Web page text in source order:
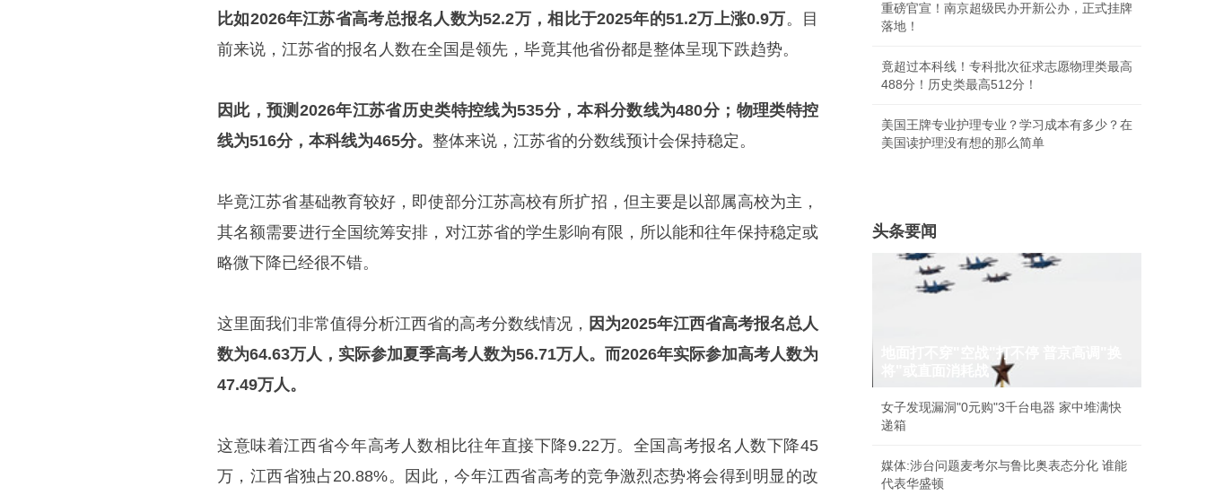
比如2026年江苏省高考总报名人数为52.2万，相比于2025年的51.2万上涨0.9万。目
前来说，江苏省的报名人数在全国是领先，毕竟其他省份都是整体呈现下跌趋势。
因此，预测2026年江苏省历史类特控线为535分，本科分数线为480分；物理类特控
线为516分，本科线为465分。 整体来说，江苏省的分数线预计会保持稳定。
毕竟江苏省基础教育较好，即使部分江苏高校有所扩招，但主要是以部属高校为主，
其名额需要进行全国统筹安排，对江苏省的学生影响有限，所以能和往年保持稳定或
略微下降已经很不错。
这里面我们非常值得分析江西省的高考分数线情况， 因为2025年江西省高考报名总人
数为64.63万人，实际参加夏季高考人数为56.71万人。而2026年实际参加高考人数为
47.49万人。
这意味着江西省今年高考人数相比往年直接下降9.22万。全国高考报名人数下降45
万，江西省独占20.88%。因此，今年江西省高考的竞争激烈态势将会得到明显的改
重磅官宣！南京超级民办开新公办，正式挂牌
落地！
竟超过本科线！专科批次征求志愿物理类最高
488分！历史类最高512分！
美国王牌专业护理专业？学习成本有多少？在
美国读护理没有想的那么简单
头条要闻
地面打不穿"空战"打不停 普京高调"换
女子发现漏洞"0元购"3千台电器 家中堆满快
递箱
媒体:涉台问题麦考尔与鲁比奥表态分化 谁能
代表华盛顿